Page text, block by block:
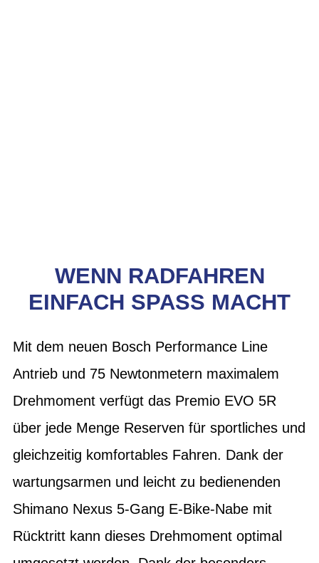
WENN RADFAHREN
EINFACH SPASS MACHT
Mit dem neuen Bosch Performance Line
Antrieb und 75 Newtonmetern maximalem
Drehmoment verfügt das Premio EVO 5R
über jede Menge Reserven für sportliches und
gleichzeitig komfortables Fahren. Dank der
wartungsarmen und leicht zu bedienenden
Shimano Nexus 5-Gang E-Bike-Nabe mit
Rücktritt kann dieses Drehmoment optimal